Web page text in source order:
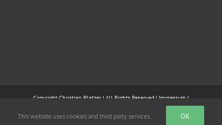
Copyright Christian Platzer | All Rights Reserved | Impressum |
Bluesky
This website uses cookies and third party services. OK